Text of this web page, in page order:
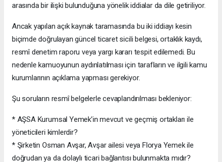
arasında bir ilişki bulunduğuna yönelik iddialar da dile getiriliyor.
Ancak yapılan açık kaynak taramasında bu iki iddiayı kesin
biçimde doğrulayan güncel ticaret sicili belgesi, ortaklık kaydı,
resmî denetim raporu veya yargı kararı tespit edilemedi. Bu
nedenle kamuoyunun aydınlatılması için tarafların ve ilgili kamu
kurumlarının açıklama yapması gerekiyor.
Şu soruların resmî belgelerle cevaplandırılması bekleniyor:
* AŞSA Kurumsal Yemek’in mevcut ve geçmiş ortakları ile
yöneticileri kimlerdir?
* Şirketin Osman Avşar, Avşar ailesi veya Florya Yemek ile
doğrudan ya da dolaylı ticari bağlantısı bulunmakta mıdır?